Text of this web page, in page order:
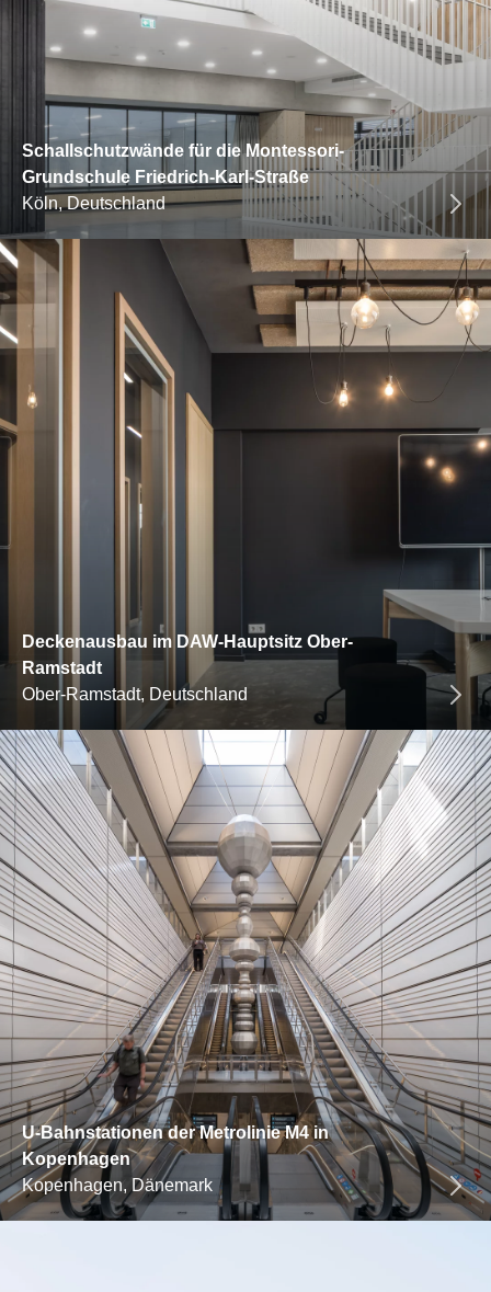
Schallschutzwände für die Montessori-
Grundschule Friedrich-Karl-Straße
Köln, Deutschland
Deckenausbau im DAW-Hauptsitz Ober-
Ramstadt
Ober-Ramstadt, Deutschland
U-Bahnstationen der Metrolinie M4 in
Kopenhagen
Kopenhagen, Dänemark